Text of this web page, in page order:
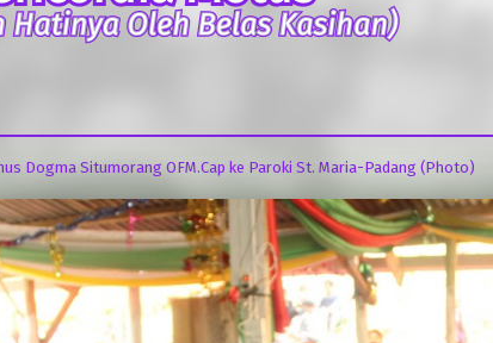
Dogma Situmorang OFM.Cap ke Paroki St. Maria-Padang (Photo)